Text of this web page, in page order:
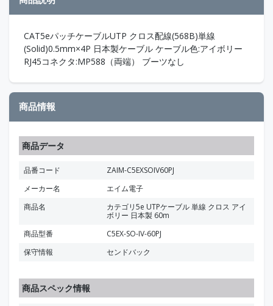
CAT5eパッチケーブルUTP クロス配線(568B)単線
(Solid)0.5mm×4P 日本製ケーブル ケーブル色:アイボリー
RJ45コネクタ:MP588（両端） ブーツなし
商品情報
商品データ
品番コード
ZAIM-C5EXSOIV60PJ
メーカー名
エイム電子
商品名
カテゴリ5e UTPケーブル 単線 クロス アイ
ボリー 日本製 60m
商品型番
C5EX-SO-IV-60PJ
保守情報
センドバック
商品スペック情報